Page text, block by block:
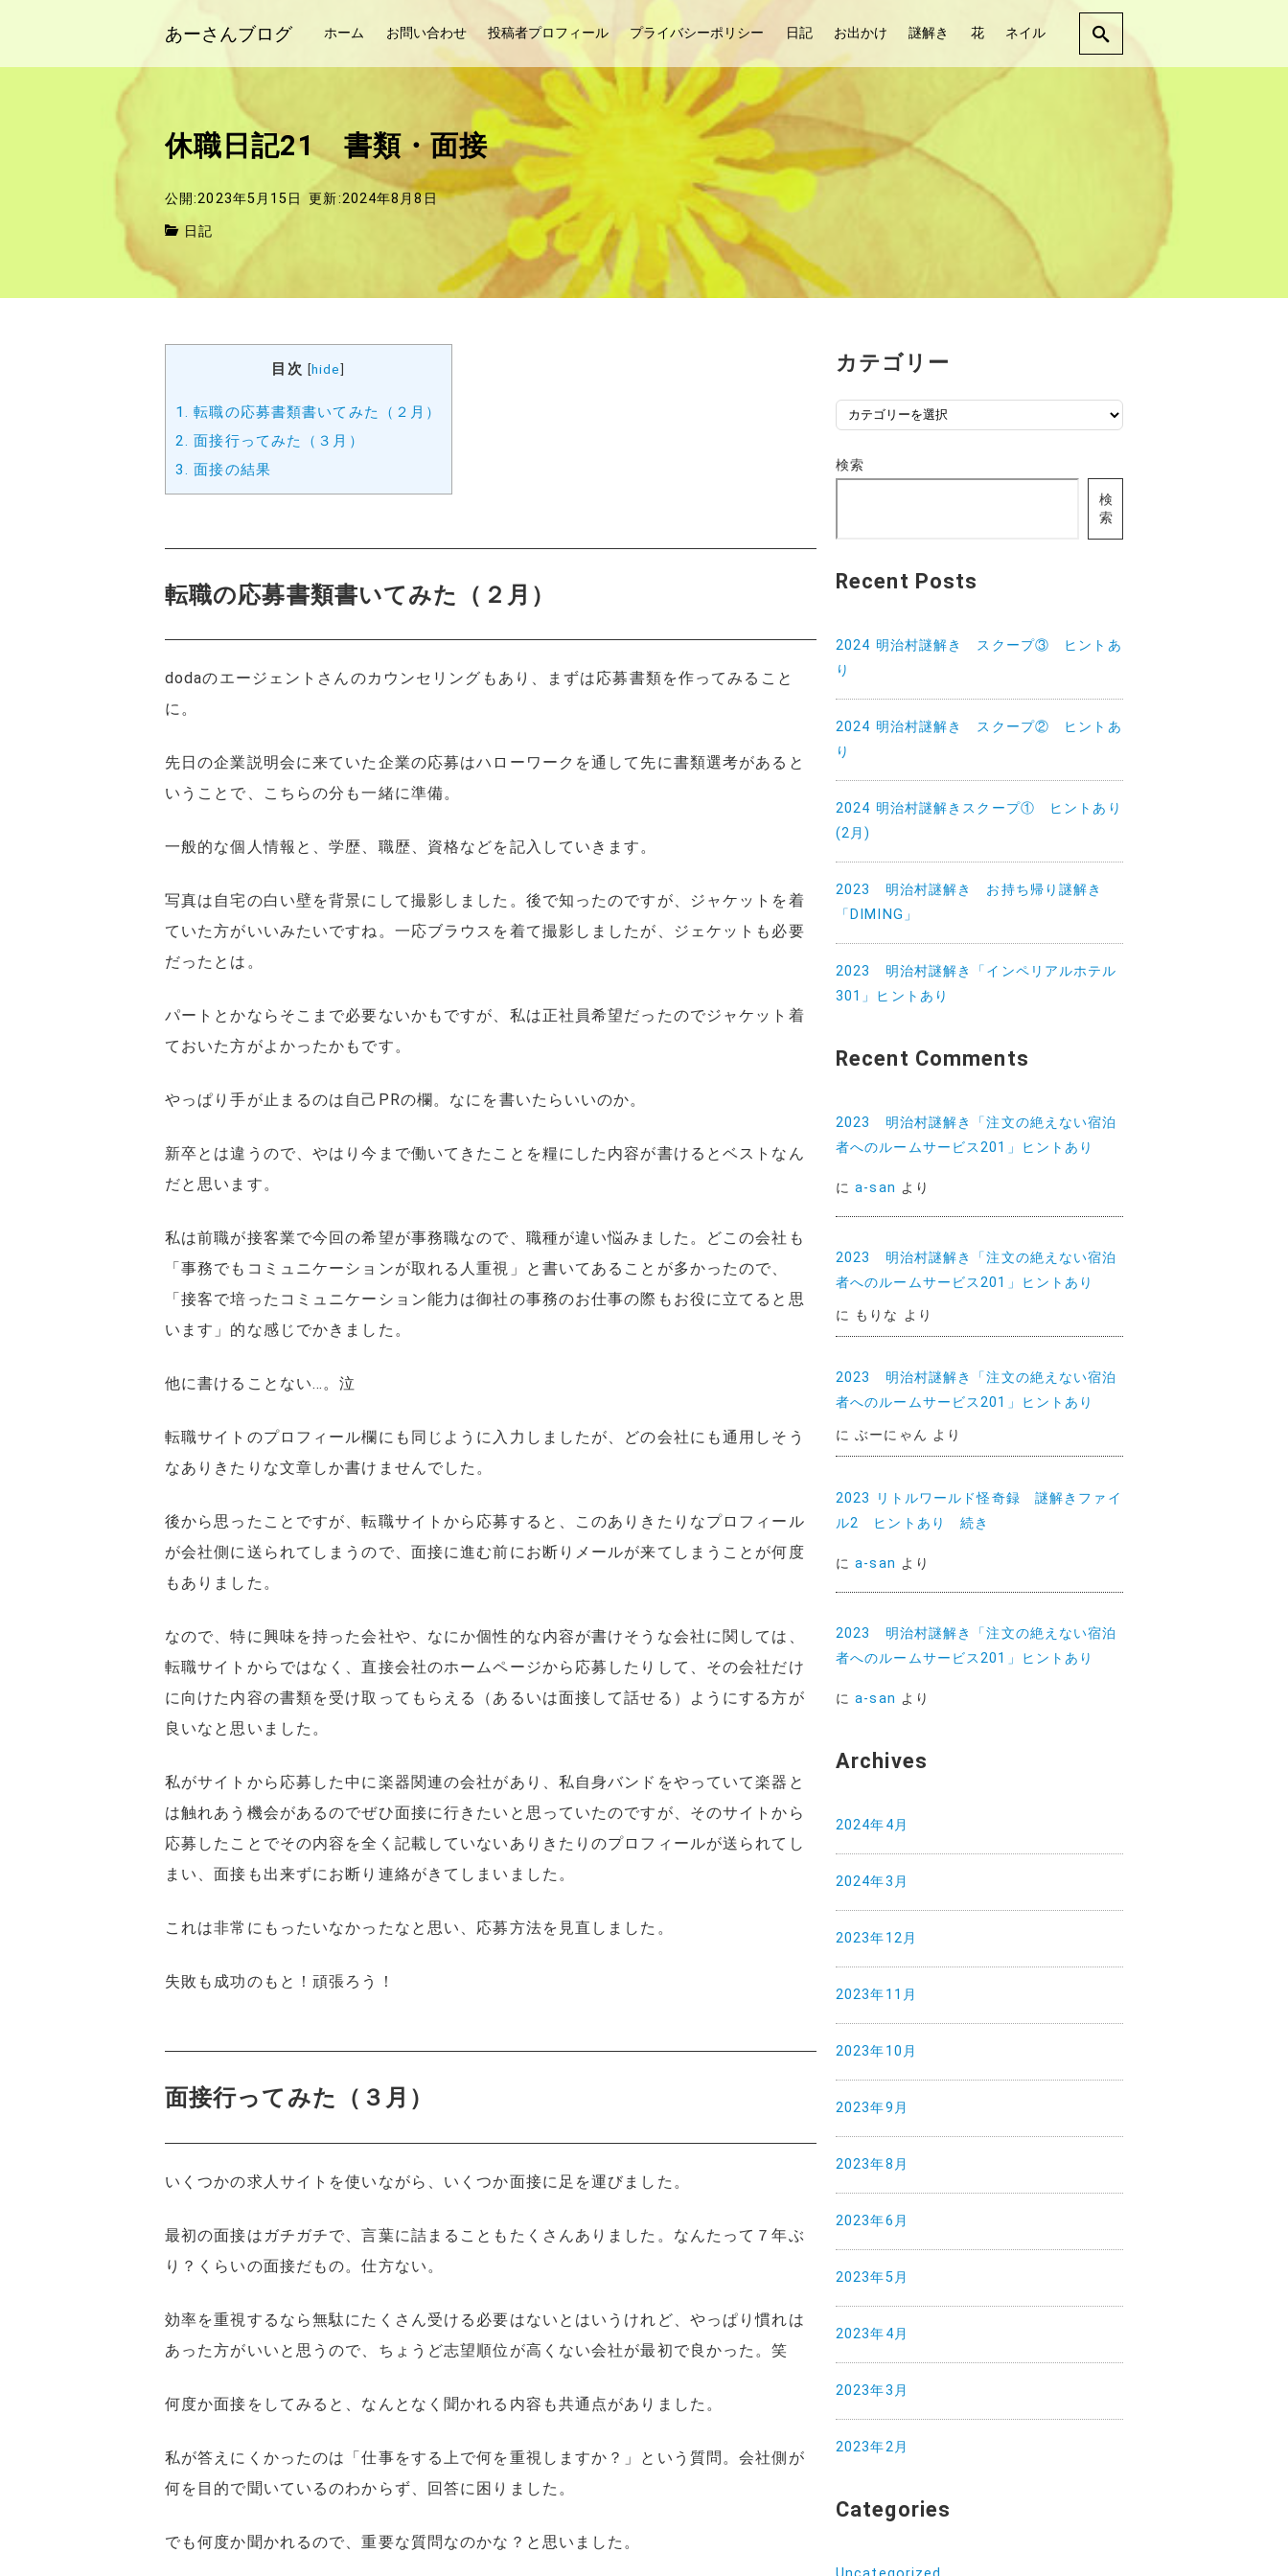
あーさんブログ ホーム お問い合わせ 投稿者プロフィール プライバシーポリシー 日記 お出かけ 謎解き 花 ネイル
休職日記21 書類・面接
公開:2023年5月15日
更新:2024年8月8日
日記
目次 [hide]
1. 転職の応募書類書いてみた（２月）
2. 面接行ってみた（３月）
3. 面接の結果
転職の応募書類書いてみた（２月）
dodaのエージェントさんのカウンセリングもあり、まずは応募書類を作ってみること
に。
先日の企業説明会に来ていた企業の応募はハローワークを通して先に書類選考があると
いうことで、こちらの分も一緒に準備。
一般的な個人情報と、学歴、職歴、資格などを記入していきます。
写真は自宅の白い壁を背景にして撮影しました。後で知ったのですが、ジャケットを着
ていた方がいいみたいですね。一応ブラウスを着て撮影しましたが、ジェケットも必要
だったとは。
パートとかならそこまで必要ないかもですが、私は正社員希望だったのでジャケット着
ておいた方がよかったかもです。
やっぱり手が止まるのは自己PRの欄。なにを書いたらいいのか。
新卒とは違うので、やはり今まで働いてきたことを糧にした内容が書けるとベストなん
だと思います。
私は前職が接客業で今回の希望が事務職なので、職種が違い悩みました。どこの会社も
「事務でもコミュニケーションが取れる人重視」と書いてあることが多かったので、
「接客で培ったコミュニケーション能力は御社の事務のお仕事の際もお役に立てると思
います」的な感じでかきました。
他に書けることない…。泣
転職サイトのプロフィール欄にも同じように入力しましたが、どの会社にも通用しそう
なありきたりな文章しか書けませんでした。
後から思ったことですが、転職サイトから応募すると、このありきたりなプロフィール
が会社側に送られてしまうので、面接に進む前にお断りメールが来てしまうことが何度
もありました。
なので、特に興味を持った会社や、なにか個性的な内容が書けそうな会社に関しては、
転職サイトからではなく、直接会社のホームページから応募したりして、その会社だけ
に向けた内容の書類を受け取ってもらえる（あるいは面接して話せる）ようにする方が
良いなと思いました。
私がサイトから応募した中に楽器関連の会社があり、私自身バンドをやっていて楽器と
は触れあう機会があるのでぜひ面接に行きたいと思っていたのですが、そのサイトから
応募したことでその内容を全く記載していないありきたりのプロフィールが送られてし
まい、面接も出来ずにお断り連絡がきてしまいました。
これは非常にもったいなかったなと思い、応募方法を見直しました。
失敗も成功のもと！頑張ろう！
面接行ってみた（３月）
いくつかの求人サイトを使いながら、いくつか面接に足を運びました。
最初の面接はガチガチで、言葉に詰まることもたくさんありました。なんたって７年ぶ
り？くらいの面接だもの。仕方ない。
効率を重視するなら無駄にたくさん受ける必要はないとはいうけれど、やっぱり慣れは
あった方がいいと思うので、ちょうど志望順位が高くない会社が最初で良かった。笑
何度か面接をしてみると、なんとなく聞かれる内容も共通点がありました。
私が答えにくかったのは「仕事をする上で何を重視しますか？」という質問。会社側が
何を目的で聞いているのわからず、回答に困りました。
でも何度か聞かれるので、重要な質問なのかな？と思いました。
カテゴリー
カ
テ
ゴ
リ
検索
検
索
Recent Posts
2024 明治村謎解き スクープ③ ヒントあ
り
2024 明治村謎解き スクープ② ヒントあ
り
2024 明治村謎解きスクープ① ヒントあり
(2月)
2023 明治村謎解き お持ち帰り謎解き
「DIMING」
2023 明治村謎解き「インペリアルホテル
301」ヒントあり
Recent Comments
2023 明治村謎解き「注文の絶えない宿泊
者へのルームサービス201」ヒントあり
にa-san より
2023 明治村謎解き「注文の絶えない宿泊
者へのルームサービス201」ヒントあり
に もりな より
2023 明治村謎解き「注文の絶えない宿泊
者へのルームサービス201」ヒントあり
にぶーにゃん より
2023 リトルワールド怪奇録 謎解きファイ
ル2 ヒントあり 続き
にa-san より
2023 明治村謎解き「注文の絶えない宿泊
者へのルームサービス201」ヒントあり
にa-san より
Archives
2024年4月
2024年3月
2023年12月
2023年11月
2023年10月
2023年9月
2023年8月
2023年6月
2023年5月
2023年4月
2023年3月
2023年2月
Categories